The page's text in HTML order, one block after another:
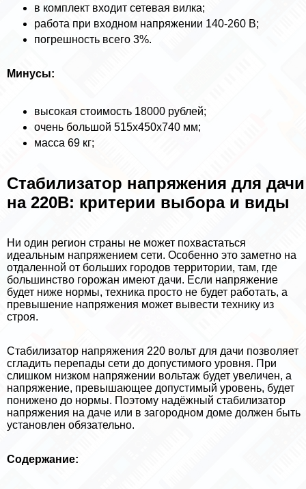
в комплект входит сетевая вилка;
работа при входном напряжении 140-260 В;
погрешность всего 3%.
Минусы:
высокая стоимость 18000 рублей;
очень большой 515х450х740 мм;
масса 69 кг;
Стабилизатор напряжения для дачи
на 220В: критерии выбора и виды
Ни один регион страны не может похвастаться
идеальным напряжением сети. Особенно это заметно на
отдаленной от больших городов территории, там, где
большинство горожан имеют дачи. Если напряжение
будет ниже нормы, техника просто не будет работать, а
превышение напряжения может вывести технику из
строя.
Стабилизатор напряжения 220 вольт для дачи позволяет
сгладить перепады сети до допустимого уровня. При
слишком низком напряжении вольтаж будет увеличен, а
напряжение, превышающее допустимый уровень, будет
понижено до нормы. Поэтому надёжный стабилизатор
напряжения на даче или в загородном доме должен быть
установлен обязательно.
Содержание: